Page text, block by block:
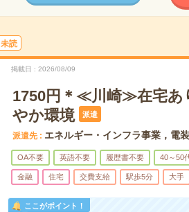
未読
掲載日 2026/08/09
1750円＊≪川崎≫在宅あ
やか環境
派遣
派遣先 エネルギー・インフラ事業，電
OA不要 英語不要 履歴書不要 40～50
金融 住宅 交費支給 駅歩5分 大手
ここがポイント！